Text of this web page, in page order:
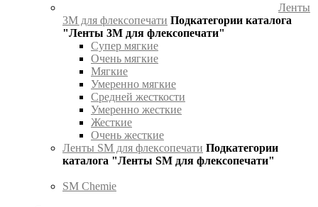
Ленты
3М для флексопечати Подкатегории каталога
"Ленты 3М для флексопечати"
Супер мягкие
Очень мягкие
Мягкие
Умеренно мягкие
Средней жесткости
Умеренно жесткие
Жесткие
Очень жесткие
Ленты SM для флексопечати Подкатегории
каталога "Ленты SM для флексопечати"
SM Chemie